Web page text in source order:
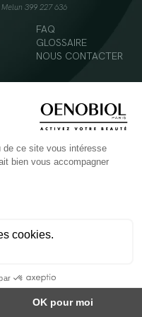
399 227 636
FAQ
GLOSSAIRE
NOUS CONTACTER
FRUITS ET LÉGUMES PAR JOUR -
le cadre d'un mode de vie sain et
alimentaire varié et équilibré.